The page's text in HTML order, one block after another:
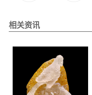
相关资讯